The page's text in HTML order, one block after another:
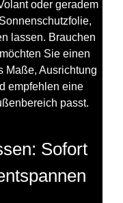
oder geradem
lassen. Brauchen
Sie einen
Maße, Ausrichtung
empfehlen eine
passt.
Sofort